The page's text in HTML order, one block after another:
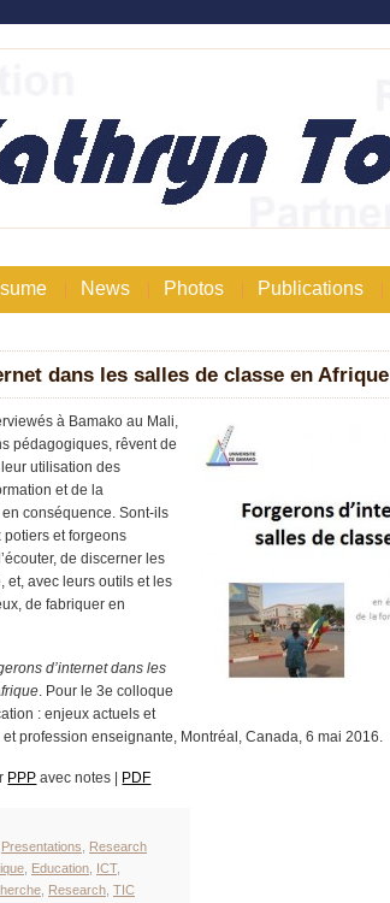
News Photos Publications
dans les salles de classe en Afrique
à Bamako au Mali,
pédagogiques, rêvent de
leur utilisation des
et de la
conséquence. Sont-ils
et forgeons
de discerner les
et, avec leurs outils et les
de fabriquer en
d’internet dans les
. Pour le 3e colloque
: enjeux actuels et
profession enseignante, Montréal, Canada, 6 mai 2016.
PPP avec notes | PDF
Presentations
Research
Education ICT,
Research TIC